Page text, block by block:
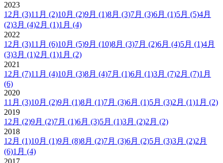
2023
12月 (3)11月 (2)10月 (2)9月 (1)8月 (3)7月 (3)6月 (1)5月 (5)4月
(2)3月 (4)2月 (1)1月 (4)
2022
12月 (3)11月 (6)10月 (5)9月 (10)8月 (3)7月 (2)6月 (4)5月 (1)4月
(3)3月 (1)2月 (1)1月 (2)
2021
12月 (7)11月 (4)10月 (3)8月 (4)7月 (1)6月 (1)3月 (7)2月 (7)1月
(6)
2020
11月 (3)10月 (2)9月 (1)8月 (1)7月 (3)6月 (1)5月 (3)2月 (1)1月 (2)
2019
12月 (2)9月 (2)7月 (1)6月 (3)5月 (1)3月 (2)2月 (2)
2018
12月 (1)10月 (1)9月 (8)8月 (2)7月 (3)6月 (2)5月 (3)3月 (2)2月
(6)1月 (4)